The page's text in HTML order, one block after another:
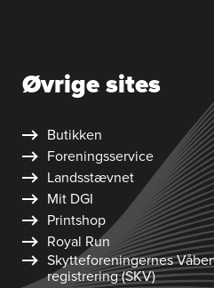
Øvrige sites
Butikken
Foreningsservice
Landsstævnet
Mit DGI
Printshop
Royal Run
Skytte­foreningernes
registrering (SKV)